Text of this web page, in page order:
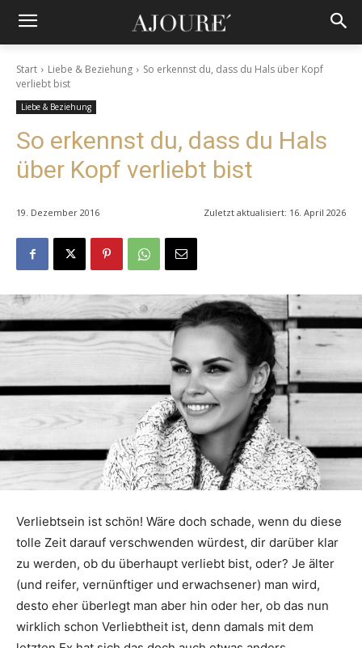
Start Liebe & Beziehung
So erkennst du, dass du Hals über Kopf
verliebt bist
Liebe & Beziehung
So erkennst du, dass du Hals
über Kopf verliebt bist
19. Dezember 2016 Zuletzt aktualisiert: 16. April 2026
Verliebtsein ist schön! Wäre doch schade, wenn du diese
tolle Zeit darauf verschwenden würdest, dir darüber klar
zu werden, ob du überhaupt verliebt bist, oder? Je älter
(und reifer, vernünftiger und erwachsener) man wird,
desto eher überlegt man aber hin oder her, ob das nun
wirklich schon Verliebtheit ist, denn damals mit dem